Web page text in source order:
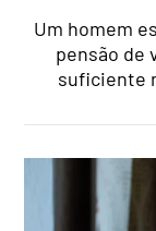
Um homem
pensão de
suficiente